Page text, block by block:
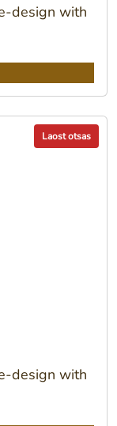
design with
Laost otsas
design with